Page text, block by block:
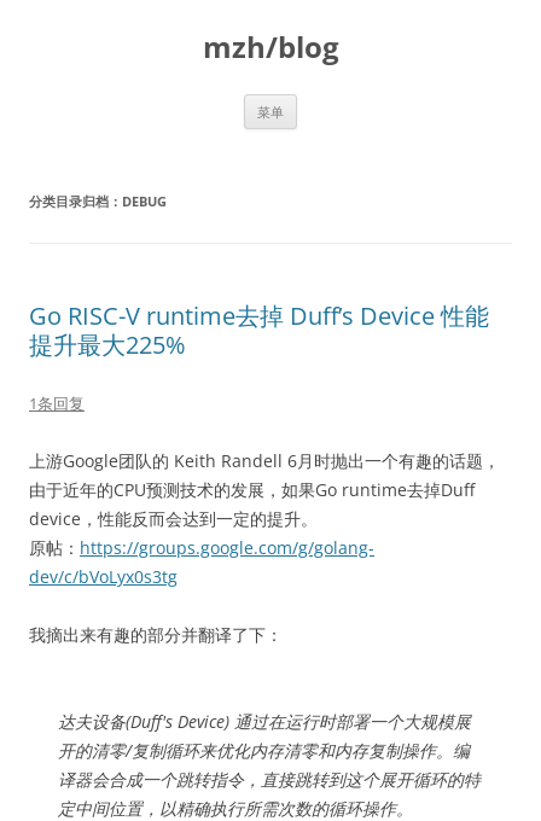
mzh/blog
菜单
分类目录归档： DEBUG
Go RISC-V runtime去掉 Duff’s Device 性能
提升最大225%
1条回复
上游Google团队的 Keith Randell 6月时抛出一个有趣的话题，
由于近年的CPU预测技术的发展，如果Go runtime去掉Duff
device，性能反而会达到一定的提升。
原帖： https://groups.google.com/g/golang-
dev/c/bVoLyx0s3tg
我摘出来有趣的部分并翻译了下：
达夫设备(Duff's Device) 通过在运行时部署一个大规模展
开的清零/复制循环来优化内存清零和内存复制操作。编
译器会合成一个跳转指令，直接跳转到这个展开循环的特
定中间位置，以精确执行所需次数的循环操作。